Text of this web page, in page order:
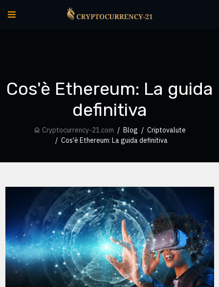
Cos'è Ethereum: La guida
definitiva
Cryptocurrency-21.com Blog
Criptovalute
Cos'è Ethereum: La guida definitiva